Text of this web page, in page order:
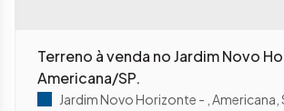
Terreno à venda no Jardim Novo
Americana/SP.
Jardim Novo Horizonte Americana